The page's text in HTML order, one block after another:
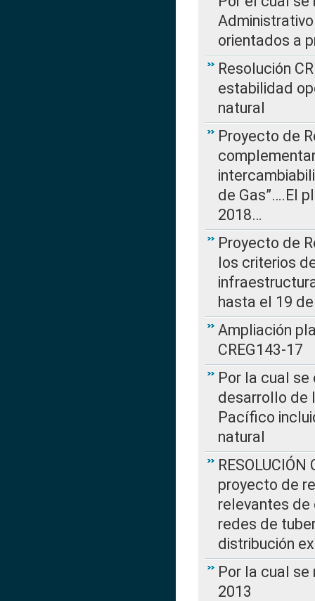
orientados a
Resolución
estabilidad
natural
Proyecto de
de Gas”….El
2018…
Proyecto de
los criterios
hasta el 19
Ampliación
CREG143-17
Por la cual
desarrollo de
Pacífico
natural
proyecto de
relevantes de
redes de
distribución
Por la cual se
2013